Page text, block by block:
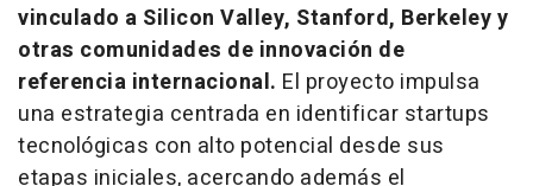
vinculado a Silicon Valley, Stanford, Berkeley y
otras comunidades de innovación de
referencia internacional. El proyecto impulsa
una estrategia centrada en identificar startups
tecnológicas con alto potencial desde sus
etapas iniciales, acercando además el